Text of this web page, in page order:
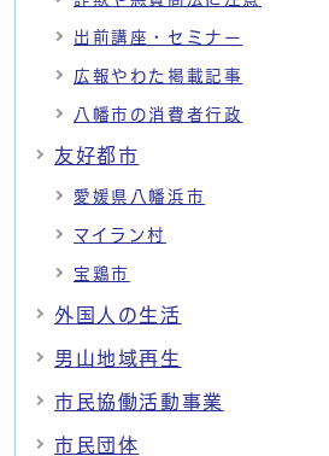
出前講座・セミナー
広報やわた掲載記事
八幡市の消費者行政
友好都市
愛媛県八幡浜市
マイラン村
宝鶏市
外国人の生活
男山地域再生
市民協働活動事業
市民団体